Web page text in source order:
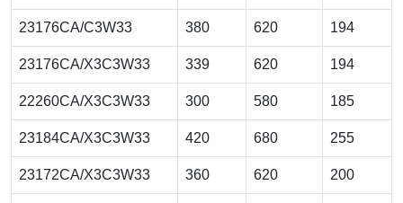
23176CA/C3W33 380 620 194
23176CA/X3C3W33 339 620 194
22260CA/X3C3W33 300 580 185
23184CA/X3C3W33 420 680 255
23172CA/X3C3W33 360 620 200